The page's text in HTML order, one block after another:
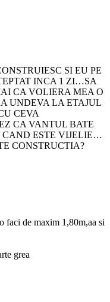
SI EU PE
INCA 1 ZI…SA
CA VOLIERA MEA O
UNDEVA LA ETAJUL
CEVA
CA VANTUL BATE
CAND ESTE VIJELIE…
CONSTRUCTIA?
faci de maxim 1,80m,aa si
grea